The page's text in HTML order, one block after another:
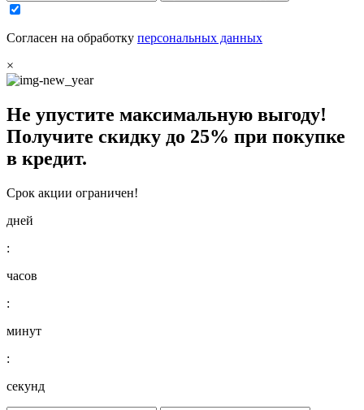
Согласен на обработку персональных данных
×
Не упустите максимальную выгоду!
Получите скидку до 25% при покупке
в кредит.
Срок акции ограничен!
дней
:
часов
:
минут
:
секунд